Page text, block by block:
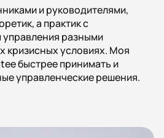
и руководителями,
а практик с
разными
кризисных условиях. Моя
быстрее принимать и
управленческие решения.